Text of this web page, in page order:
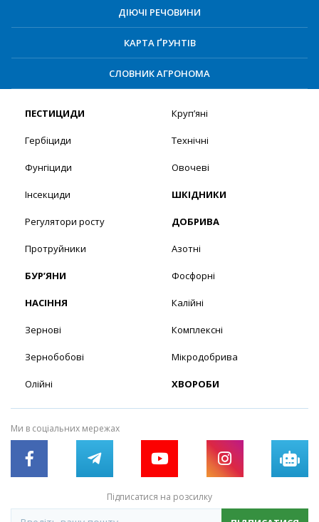
ДІЮЧІ РЕЧОВИНИ
КАРТА ҐРУНТІВ
СЛОВНИК АГРОНОМА
ПЕСТИЦИДИ
Гербіциди
Фунгіциди
Інсекциди
Регулятори росту
Протруйники
БУР’ЯНИ
НАСІННЯ
Зернові
Зернобобові
Олійні
Круп’яні
Технічні
Овочеві
ШКІДНИКИ
ДОБРИВА
Азотні
Фосфорні
Калійні
Комплексні
Мікродобрива
ХВОРОБИ
Ми в соціальних мережах
Підписатися на розсилку